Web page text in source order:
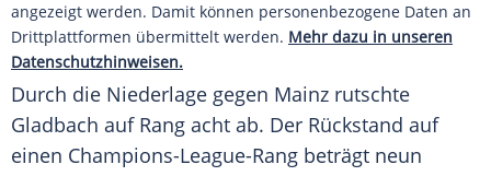
angezeigt werden. Damit können personenbezogene Daten an
Drittplattformen übermittelt werden. Mehr dazu in unseren
Datenschutzhinweisen.
Durch die Niederlage gegen Mainz rutschte
Gladbach auf Rang acht ab. Der Rückstand auf
einen Champions-League-Rang beträgt neun